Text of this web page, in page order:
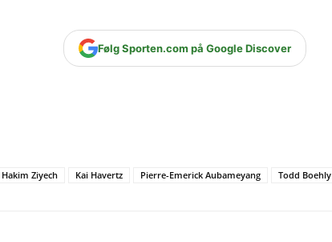
Følg Sporten.com på Google Discover
Hakim Ziyech Kai Havertz Pierre-Emerick Aubameyang Todd Boehly